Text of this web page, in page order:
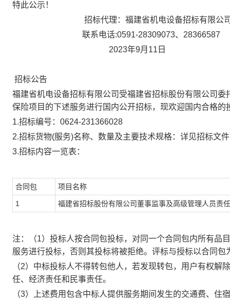
特此公示！
招标代理 ：福建省机电设备招标有限公
联系电话:0591-28309073、28366587
2023年9月 11 日
招标公告
福建省机电设备招标有限公司 受福建省招标股份有限公司委
保险项目 的下述服务进行国内公开招标，现欢迎国内合格的
1.招标编号： 0624-231366028
2.招标货物(服务)名称、数量及主要技术规格：详见招标文
3.招标内容一览表：
合同包 项目名称
1 福建省招标股份有限公司董事监事及高级管理人员责
注： （1） 投标人按合同包投标，对同一个合同包内所有品
服务进行投标，否则其投标将被拒绝。评标与授标以合同包
（2）中标投标人不得转包他人，若发现转包，用户有权解
任、经济责任和民事责任。
（3）上述费用包含中标人提供服务期间发生的交通费、住